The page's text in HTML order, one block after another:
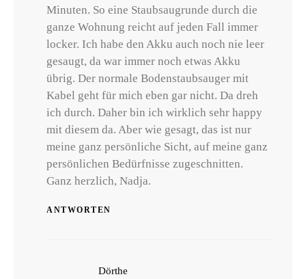
Minuten. So eine Staubsaugrunde durch die
ganze Wohnung reicht auf jeden Fall immer
locker. Ich habe den Akku auch noch nie leer
gesaugt, da war immer noch etwas Akku
übrig. Der normale Bodenstaubsauger mit
Kabel geht für mich eben gar nicht. Da dreh
ich durch. Daher bin ich wirklich sehr happy
mit diesem da. Aber wie gesagt, das ist nur
meine ganz persönliche Sicht, auf meine ganz
persönlichen Bedürfnisse zugeschnitten.
Ganz herzlich, Nadja.
ANTWORTEN
Dörthe